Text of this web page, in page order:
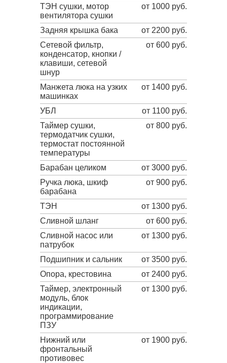
ТЭН сушки, мотор
вентилятора сушки
от 1000 руб.
Задняя крышка бака
от 2200 руб.
Сетевой фильтр,
конденсатор, кнопки /
клавиши, сетевой
шнур
от 600 руб.
Манжета люка на узких
машинках
от 1400 руб.
УБЛ
от 1100 руб.
Таймер сушки,
термодатчик сушки,
термостат постоянной
температуры
от 800 руб.
Барабан целиком
от 3000 руб.
Ручка люка, шкиф
барабана
от 900 руб.
ТЭН
от 1300 руб.
Сливной шланг
от 600 руб.
Сливной насос или
патрубок
от 1300 руб.
Подшипник и сальник
от 3500 руб.
Опора, крестовина
от 2400 руб.
Таймер, электронный
модуль, блок
индикации,
программирование
ПЗУ
от 1300 руб.
Нижний или
фронтальный
противовес
от 1900 руб.